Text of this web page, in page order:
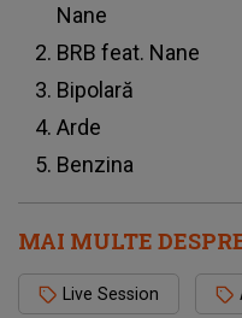
Nane
BRB feat. Nane
Bipolară
Arde
Benzina
MAI MULTE
Live Session